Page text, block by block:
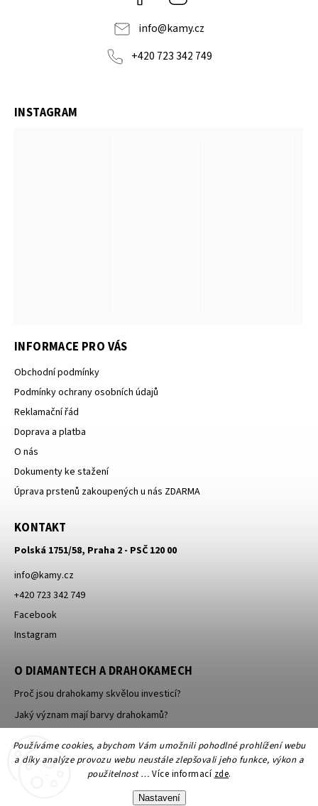
Používáme cookies, abychom Vám umožnili pohodlné prohlížení webu
a díky analýze provozu webu neustále zlepšovali jeho funkce, výkon a
použitelnost … Více informací zde.
Nastavení
info@kamy.cz
+420 723 342 749
INFORMACE PRO VÁS
Obchodní podmínky
Podmínky ochrany osobních údajů
Reklamační řád
Doprava a platba
O nás
Dokumenty ke stažení
Úprava prstenů zakoupených u nás ZDARMA
KONTAKT
Polská 1751/58, Praha 2 - PSČ 120 00
info@kamy.cz
+420 723 342 749
Facebook
Instagram
O DIAMANTECH A DRAHOKAMECH
Proč jsou drahokamy skvělou investicí?
Jaký význam mají barvy drahokamů?
INSTAGRAM